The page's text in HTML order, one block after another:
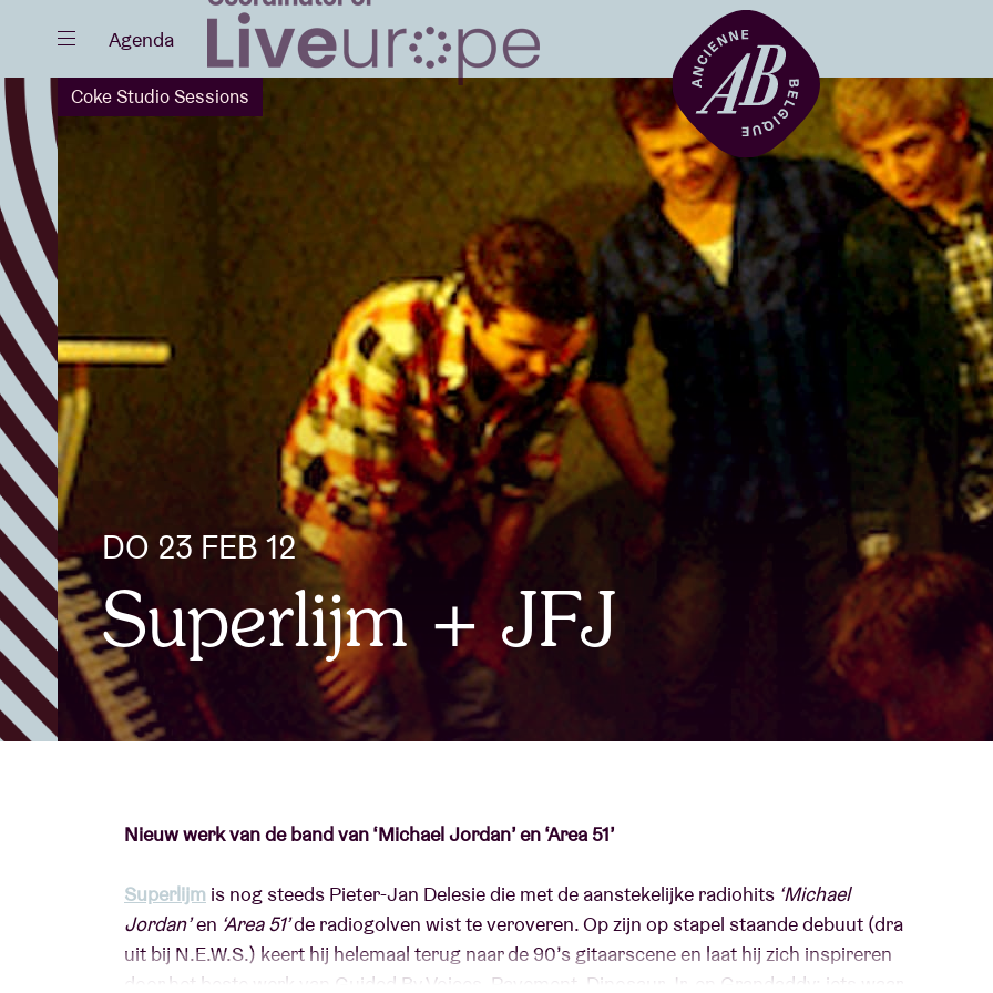
Sluiten
Agenda
Projecten
Nieuws
Bezoekersinfo
AB ❤ you
Zaalhuur
BRDCST
ABtv
Over AB
Contact
Agenda
Coke Studio Sessions
DO 23 FEB 12
Superlijm + JFJ
Nieuw werk van de band van ‘Michael Jordan’ en ‘Area 51’
Superlijm is nog steeds Pieter-Jan Delesie die met de aanstekelijke radiohits ‘Michael
Jordan’en ‘Area 51’de radiogolven wist te veroveren. Op zijn op stapel staande debuut (dra
uit bij N.E.W.S.) keert hij helemaal terug naar de 90’s gitaarscene en laat hij zich inspireren
door het beste werk van Guided By Voices, Pavement, Dinosaur Jr. en Grandaddy; iets waar